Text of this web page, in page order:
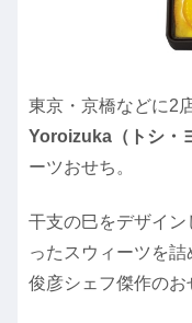
東京・京橋などに2
Yoroizuka（トシ・
ーツおせち。
干支の巳をデザイ
ったスウィーツを
俊彦シェフ傑作のお